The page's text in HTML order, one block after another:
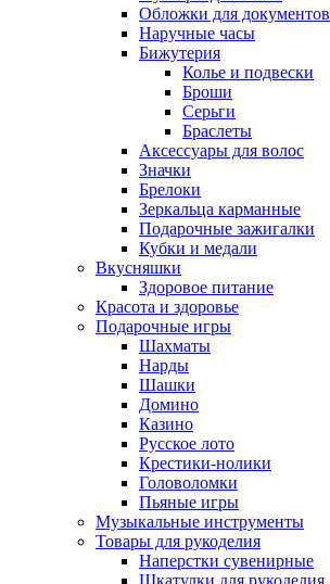
Обложки для документов
Наручные часы
Бижутерия
Колье и подвески
Броши
Серьги
Браслеты
Аксессуары для волос
Значки
Брелоки
Зеркальца карманные
Подарочные зажигалки
Кубки и медали
Вкусняшки
Здоровое питание
Красота и здоровье
Подарочные игры
Шахматы
Нарды
Шашки
Домино
Казино
Русское лото
Крестики-нолики
Головоломки
Пьяные игры
Музыкальные инструменты
Товары для рукоделия
Наперстки сувенирные
Шкатулки для рукоделия